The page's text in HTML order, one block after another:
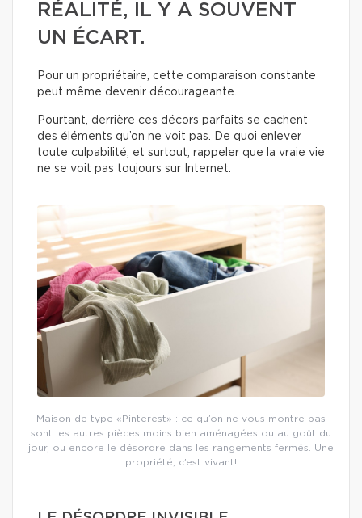
RÉALITÉ, IL Y A SOUVENT
UN ÉCART.
Pour un propriétaire, cette comparaison constante
peut même devenir décourageante.
Pourtant, derrière ces décors parfaits se cachent
des éléments qu’on ne voit pas. De quoi enlever
toute culpabilité, et surtout, rappeler que la vraie vie
ne se voit pas toujours sur Internet.
Maison de type «Pinterest» : ce qu’on ne vous montre pas
sont les autres pièces moins bien aménagées ou au goût du
jour, ou encore le désordre dans les rangements fermés. Une
propriété, c’est vivant!